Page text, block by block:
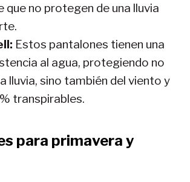
que no protegen de una lluvia
Estos pantalones tienen una
al agua, protegiendo no
lluvia, sino también del viento y
transpirables.
para primavera y